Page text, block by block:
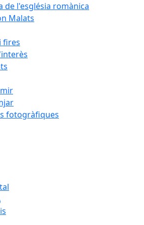
de l'església romànica
Malats
fires
fotogràfiques